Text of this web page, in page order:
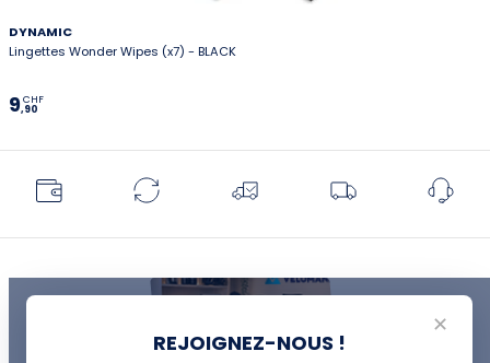
DYNAMIC
Lingettes Wonder Wipes (x7) - BLACK
9,90
CHF
✕
REJOIGNEZ-NOUS !